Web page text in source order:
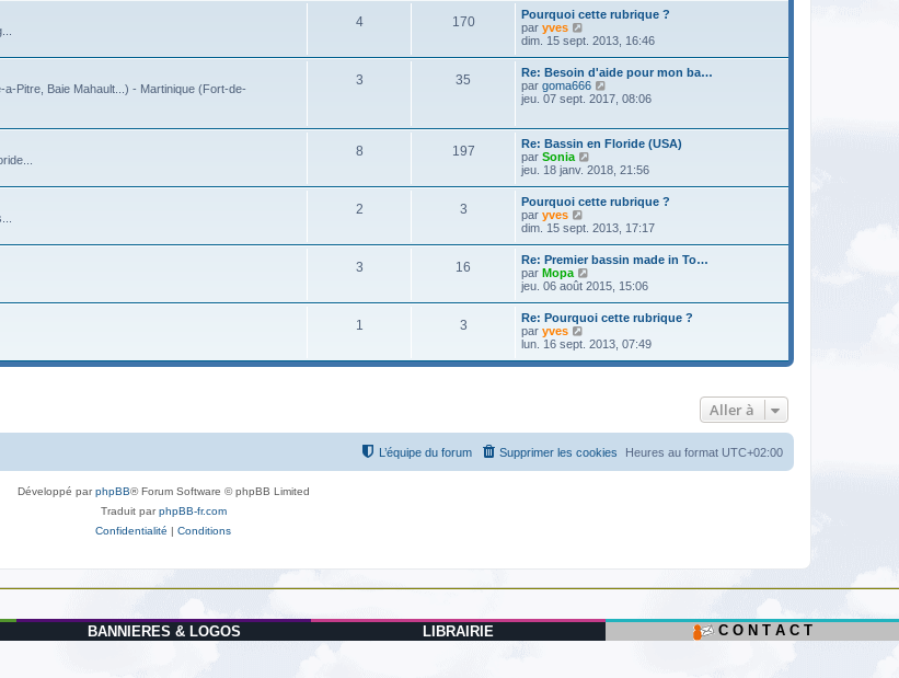
r
l
e
d
e
r
i
r
m
e
s
s
a
g
4 170
Pourquoi cette rubrique ?
par yves
o
l
e
d
r
n
i
e
r
m
e
s
s
a
g
e
dim. 15 sept. 2013, 16:46
Pitre, Baie Mahault...) - Martinique (Fort-de-
3 35
Re: Besoin d'aide pour mon ba…
par goma666
o
l
e
d
e
r
n
e
r
m
e
s
s
a
g
jeu. 07 sept. 2017, 08:06
8 197
Re: Bassin en Floride (USA)
par Sonia
o
l
e
d
e
r
i
e
r
m
e
s
s
jeu. 18 janv. 2018, 21:56
2 3
Pourquoi cette rubrique ?
par yves
o
l
e
d
e
r
i
e
r
a
g
dim. 15 sept. 2013, 17:17
3 16
Re: Premier bassin made in To…
par Mopa
o
l
e
d
e
e
s
jeu. 06 août 2015, 15:06
1 3
Re: Pourquoi cette rubrique ?
par yves
o
r
r
n
i
e
g
lun. 16 sept. 2013, 07:49
Aller à
Heures au format UTC+02:00
Supprimer les cookies
L’équipe du forum
Développé parphpBB® Forum Software © phpBB Limited
Traduit parphpBB-fr.com
Confidentialité | Conditions
BANNIERES & LOGOS LIBRAIRIE C O N T A C T